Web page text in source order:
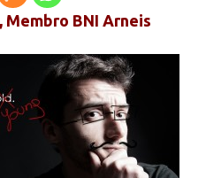
BNI Arneis